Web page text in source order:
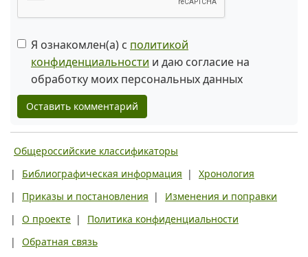
Я ознакомлен(а) с политикой
конфиденциальности и даю согласие на
обработку моих персональных данных
Оставить комментарий
Общероссийские классификаторы
|
Библиографическая информация |
Хронология
|
Приказы и постановления |
Изменения и поправки
|
О проекте |
Политика конфиденциальности
|
Обратная связь